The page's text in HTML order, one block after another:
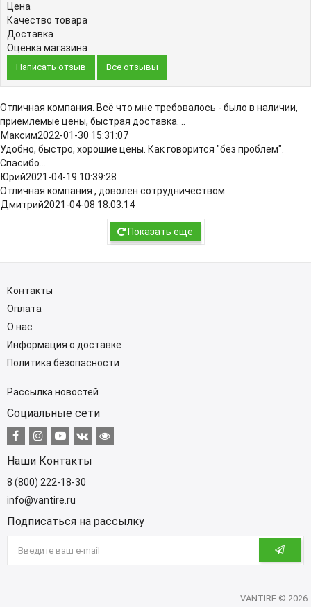
Цена
Качество товара
Доставка
Оценка магазина
Написать отзыв Все отзывы
Отличная компания. Всё что мне требовалось - было в наличии,
приемлемые цены, быстрая доставка. ..
2022-01-30 15:31:07
Удобно, быстро, хорошие цены. Как говорится "без проблем".
Спасибо...
2021-04-19 10:39:28
Отличная компания , доволен сотрудничеством ..
2021-04-08 18:03:14
Показать еще
Контакты
Оплата
О нас
Информация о доставке
Политика безопасности
Рассылка новостей
Социальные сети
Наши Контакты
8 (800) 222-18-30
info@vantire.ru
Подписаться на рассылку
VANTIRE © 2026